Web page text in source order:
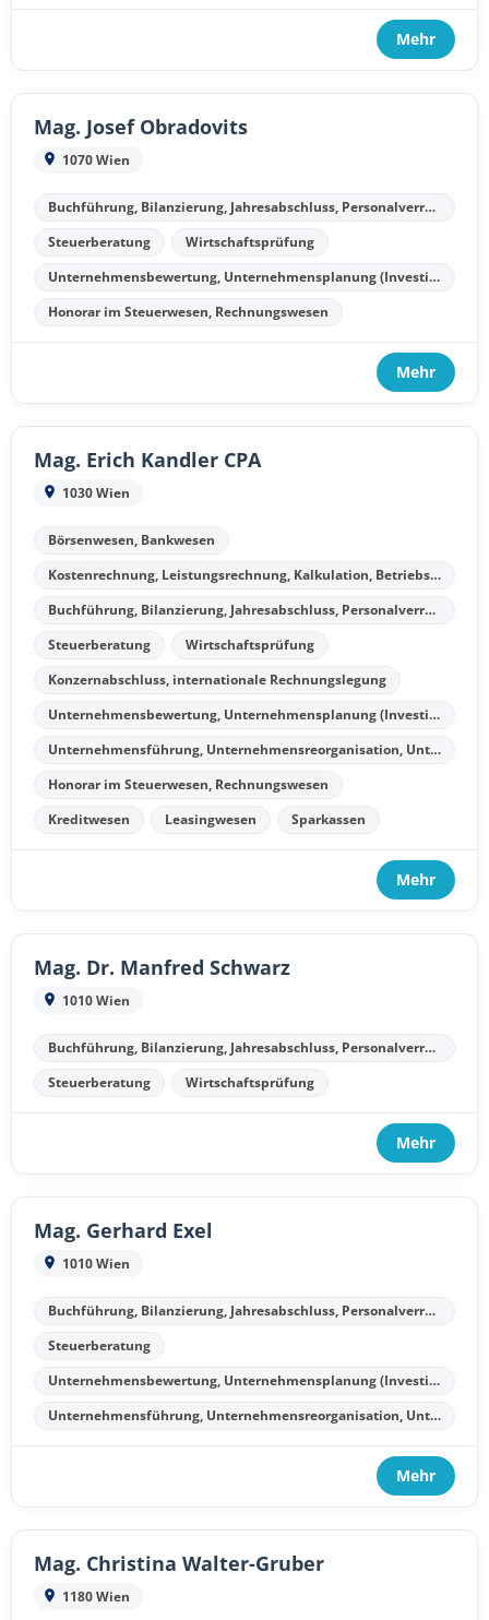
Mehr
Mag. Josef Obradovits
1070 Wien
Buchführung, Bilanzierung, Jahresabschluss, Personalverrechnung
Steuerberatung
Wirtschaftsprüfung
Unternehmensbewertung, Unternehmensplanung (Investitionsplanung, Finanzplanung, Kostenplanung, Liquiditätsplanung)
Honorar im Steuerwesen, Rechnungswesen
Mehr
Mag. Erich Kandler CPA
1030 Wien
Börsenwesen, Bankwesen
Kostenrechnung, Leistungsrechnung, Kalkulation, Betriebsergebnisrechnung
Buchführung, Bilanzierung, Jahresabschluss, Personalverrechnung
Steuerberatung
Wirtschaftsprüfung
Konzernabschluss, internationale Rechnungslegung
Unternehmensbewertung, Unternehmensplanung (Investitionsplanung, Finanzplanung, Kostenplanung, Liquiditätsplanung)
Unternehmensführung, Unternehmensreorganisation, Unternehmenssanierung, Unternehmensliquidation
Honorar im Steuerwesen, Rechnungswesen
Kreditwesen
Leasingwesen Sparkassen
Mehr
Mag. Dr. Manfred Schwarz
1010 Wien
Buchführung, Bilanzierung, Jahresabschluss, Personalverrechnung
Steuerberatung
Wirtschaftsprüfung
Mehr
Mag. Gerhard Exel
1010 Wien
Buchführung, Bilanzierung, Jahresabschluss, Personalverrechnung
Steuerberatung
Unternehmensbewertung, Unternehmensplanung (Investitionsplanung, Finanzplanung, Kostenplanung, Liquiditätsplanung)
Unternehmensführung, Unternehmensreorganisation, Unternehmenssanierung, Unternehmensliquidation
Mehr
Mag. Christina Walter-Gruber
1180 Wien